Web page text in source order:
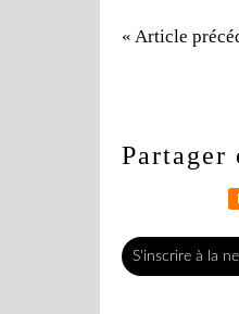
« Article
Partager
S'inscrire à la